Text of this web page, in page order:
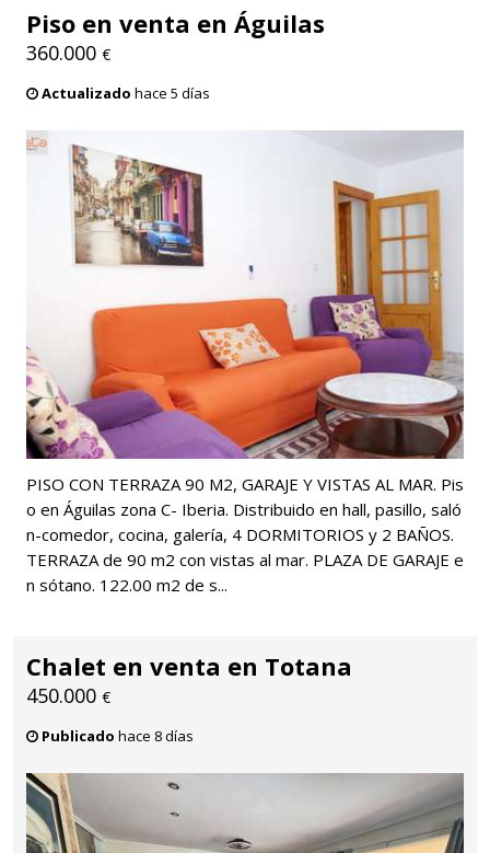
Piso en venta en Águilas
360.000 €
Actualizado hace 5 días
PISO CON TERRAZA 90 M2, GARAJE Y VISTAS AL MAR. Pis
o en Águilas zona C- Iberia. Distribuido en hall, pasillo, saló
n-comedor, cocina, galería, 4 DORMITORIOS y 2 BAÑOS.
TERRAZA de 90 m2 con vistas al mar. PLAZA DE GARAJE e
n sótano. 122.00 m2 de s...
Chalet en venta en Totana
450.000 €
Publicado hace 8 días